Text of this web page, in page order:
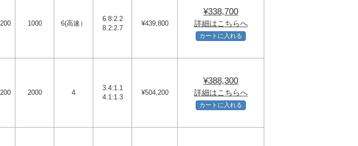
200 1000 6(高速）
6.8:2.2
8.2:2.7
¥439,800
¥338,700
詳細はこちらへ
カートに入れる
200 2000 4
3.4:1.1
4.1:1.3
¥504,200
¥388,300
詳細はこちらへ
カートに入れる